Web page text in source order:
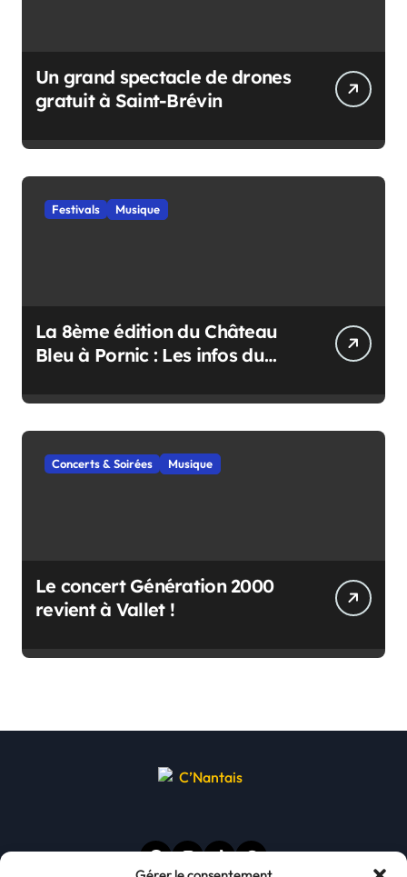
Un grand spectacle de drones
gratuit à Saint-Brévin
Festivals Musique
La 8ème édition du Château
Bleu à Pornic : Les infos du
Concerts & Soirées Musique
Le concert Génération 2000
revient à Vallet !